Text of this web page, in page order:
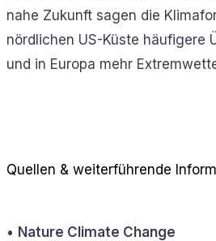
nahe Zukunft sagen die
nördlichen US-Küste häufigere
und in Europa mehr
Quellen & weiterführende
• Nature Climate Change